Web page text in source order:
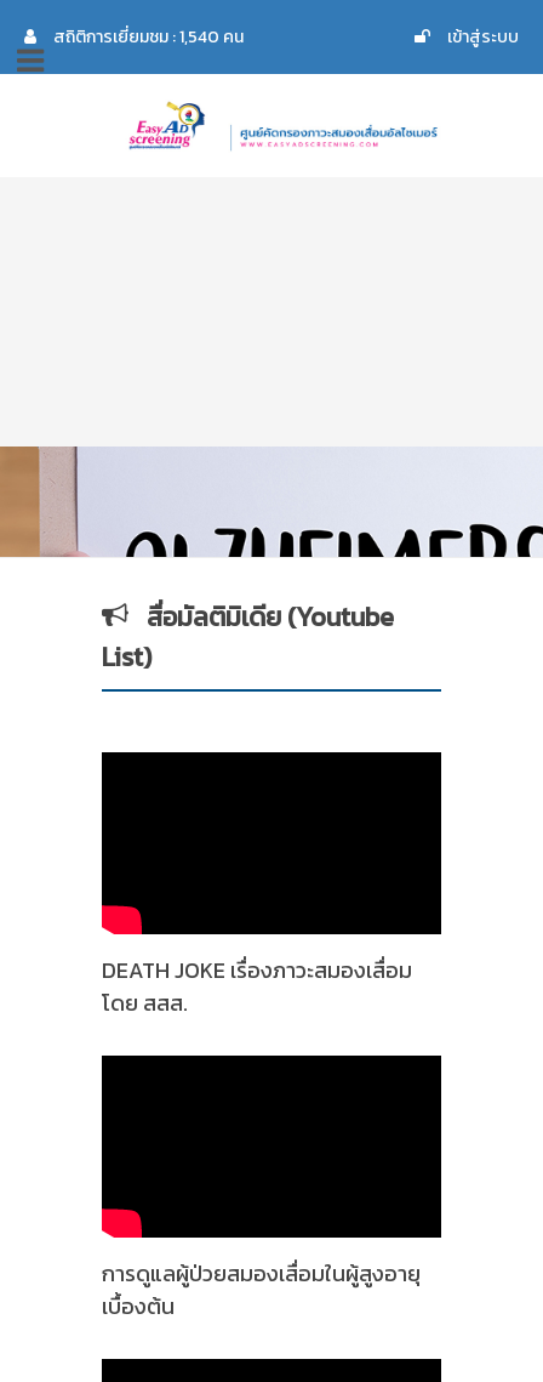
เข้าสู่ระบบ
สถิติการเยี่ยมชม : 1,540 คน
สื่อมัลติมิเดีย (Youtube
List)
DEATH JOKE เรื่องภาวะสมองเสื่อม
โดย สสส.
การดูแลผู้ป่วยสมองเสื่อมในผู้สูงอายุ
เบื้องต้น